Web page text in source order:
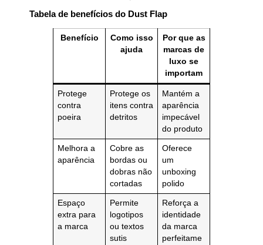
Tabela de benefícios do Dust Flap
Benefício
Como isso
ajuda
Por que as
marcas de
luxo se
importam
Protege
contra
poeira
Protege os
itens contra
detritos
Mantém a
aparência
impecável
do produto
Melhora a
aparência
Cobre as
bordas ou
dobras não
cortadas
Oferece
um
unboxing
polido
Espaço
extra para
a marca
Permite
logotipos
ou textos
sutis
Reforça a
identidade
da marca
perfeitame